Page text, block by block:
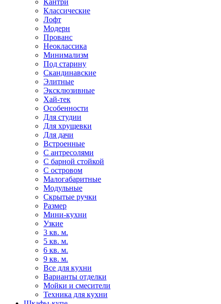
Кантри
Классические
Лофт
Модерн
Прованс
Неоклассика
Минимализм
Под старину
Скандинавские
Элитные
Эксклюзивные
Хай-тек
Особенности
Для студии
Для хрущевки
Для дачи
Встроенные
С антресолями
С барной стойкой
С островом
Малогабаритные
Модульные
Скрытые ручки
Размер
Мини-кухни
Узкие
3 кв. м.
5 кв. м.
6 кв. м.
9 кв. м.
Все для кухни
Варианты отделки
Мойки и смесители
Техника для кухни